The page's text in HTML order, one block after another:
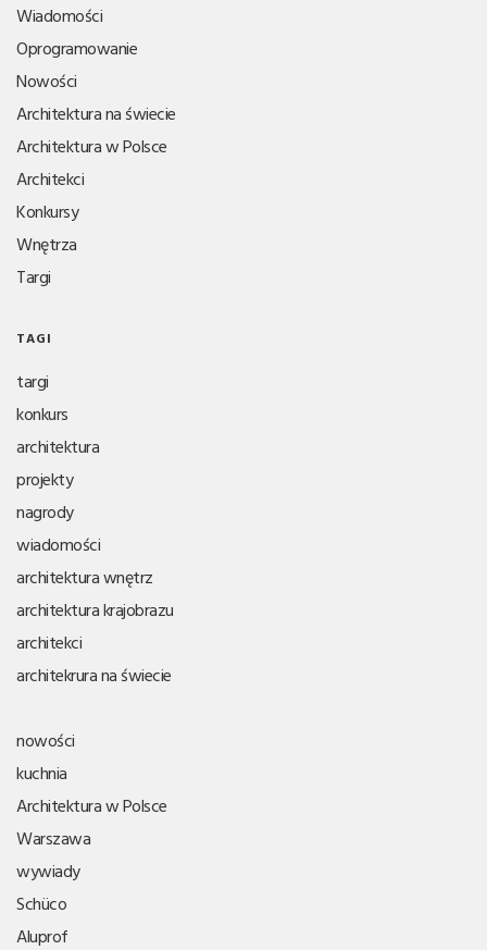
Wiadomości
Oprogramowanie
Nowości
Architektura na świecie
Architektura w Polsce
Architekci
Konkursy
Wnętrza
Targi
TAGI
targi
konkurs
architektura
projekty
nagrody
wiadomości
architektura wnętrz
architektura krajobrazu
architekci
architekrura na świecie
nowości
kuchnia
Architektura w Polsce
Warszawa
wywiady
Schüco
Aluprof